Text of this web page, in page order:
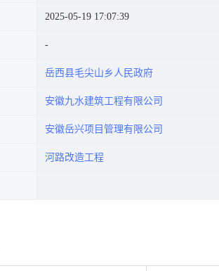
2025-05-19 17:07:39
岳西县毛尖山乡人民政府
安徽九水建筑工程有限公司
安徽岳兴项目管理有限公司
河路改造工程